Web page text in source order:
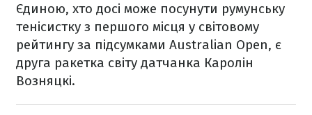
Єдиною, хто досі може посунути румунську
тенісистку з першого місця у світовому
рейтингу за підсумками Australian Open, є
друга ракетка світу датчанка Каролін
Возняцкі.